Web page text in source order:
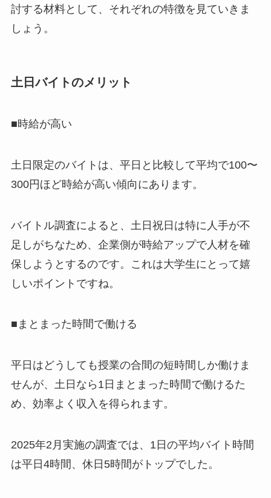
討する材料として、それぞれの特徴を見ていきま
しょう。
土日バイトのメリット
■時給が高い
土日限定のバイトは、平日と比較して平均で100〜
300円ほど時給が高い傾向にあります。
バイトル調査によると、土日祝日は特に人手が不
足しがちなため、企業側が時給アップで人材を確
保しようとするのです。これは大学生にとって嬉
しいポイントですね。
■まとまった時間で働ける
平日はどうしても授業の合間の短時間しか働けま
せんが、土日なら1日まとまった時間で働けるた
め、効率よく収入を得られます。
2025年2月実施の調査では、1日の平均バイト時間
は平日4時間、休日5時間がトップでした。